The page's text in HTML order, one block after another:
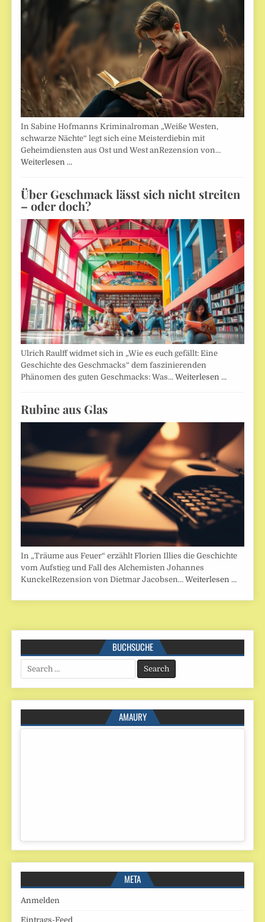
In Sabine Hofmanns Kriminalroman „Weiße Westen,
schwarze Nächte“ legt sich eine Meisterdiebin mit
Geheimdiensten aus Ost und West anRezension von…
Weiterlesen …
Über Geschmack lässt sich nicht streiten
– oder doch?
Ulrich Raulff widmet sich in „Wie es euch gefällt: Eine
Geschichte des Geschmacks“ dem faszinierenden
Phänomen des guten Geschmacks: Was…Weiterlesen …
Rubine aus Glas
In „Träume aus Feuer“ erzählt Florien Illies die Geschichte
vom Aufstieg und Fall des Alchemisten Johannes
KunckelRezension von Dietmar Jacobsen…Weiterlesen …
BUCHSUCHE
Search
for:
AMAURY
META
Anmelden
Eintrags-Feed